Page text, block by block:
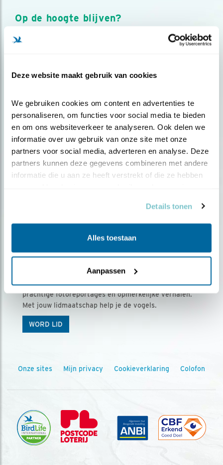
Deze website maakt gebruik van cookies
We gebruiken cookies om content en advertenties te
personaliseren, om functies voor social media te bieden
en om ons websiteverkeer te analyseren. Ook delen we
informatie over uw gebruik van onze site met onze
partners voor social media, adverteren en analyse. Deze
partners kunnen deze gegevens combineren met andere
informatie die u aan ze heeft verstrekt of die ze hebben
Details tonen
Alles toestaan
Aanpassen
Op de hoogte blijven?
Meld je aan en ontvang nieuws, inspiratie, acties en tips
over vogels en activiteiten van Vogelbescherming.
Ontvang 5 x Vogels voor € 36,00 per jaar
Vogels is het tijdschrift voor onze leden, met
prachtige fotoreportages en opmerkelijke verhalen.
Met jouw lidmaatschap help je de vogels.
WORD LID
Onze sites Mijn privacy Cookieverklaring Colofon